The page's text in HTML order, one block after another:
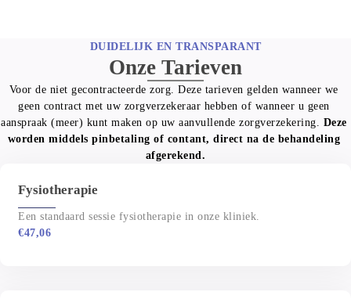
DUIDELIJK EN TRANSPARANT
Onze Tarieven
Voor de niet gecontracteerde zorg. Deze tarieven gelden wanneer we
geen contract met uw zorgverzekeraar hebben of wanneer u geen
aanspraak (meer) kunt maken op uw aanvullende zorgverzekering. Deze
worden middels pinbetaling of contant, direct na de behandeling
afgerekend.
Fysiotherapie
€47,06